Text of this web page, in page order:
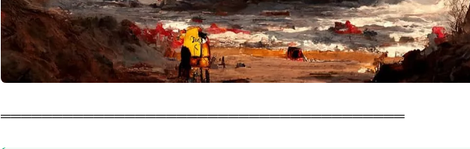
═══════════════════════════════════════